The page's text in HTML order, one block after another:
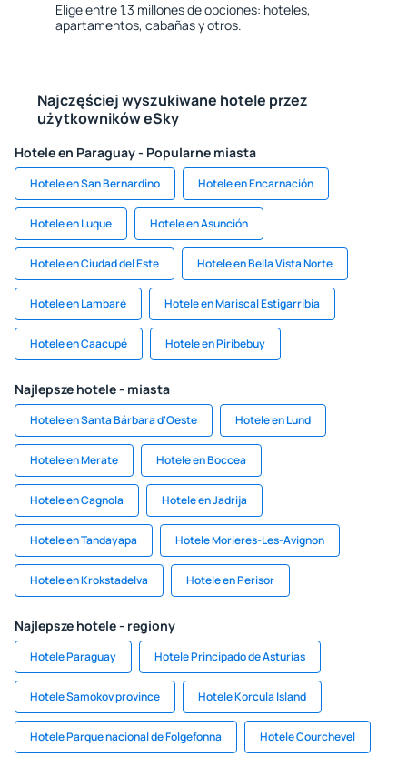
Elige entre 1.3 millones de opciones: hoteles,
apartamentos, cabañas y otros.
Najczęściej wyszukiwane hotele przez
użytkowników eSky
Hotele en Paraguay - Popularne miasta
Hotele en San Bernardino Hotele en Encarnación
Hotele en Luque Hotele en Asunción
Hotele en Ciudad del Este Hotele en Bella Vista Norte
Hotele en Lambaré Hotele en Mariscal Estigarribia
Hotele en Caacupé Hotele en Piribebuy
Najlepsze hotele - miasta
Hotele en Santa Bárbara d'Oeste Hotele en Lund
Hotele en Merate Hotele en Boccea
Hotele en Cagnola Hotele en Jadrija
Hotele en Tandayapa Hotele Morieres-Les-Avignon
Hotele en Krokstadelva Hotele en Perisor
Najlepsze hotele - regiony
Hotele Paraguay Hotele Principado de Asturias
Hotele Samokov province Hotele Korcula Island
Hotele Parque nacional de Folgefonna Hotele Courchevel